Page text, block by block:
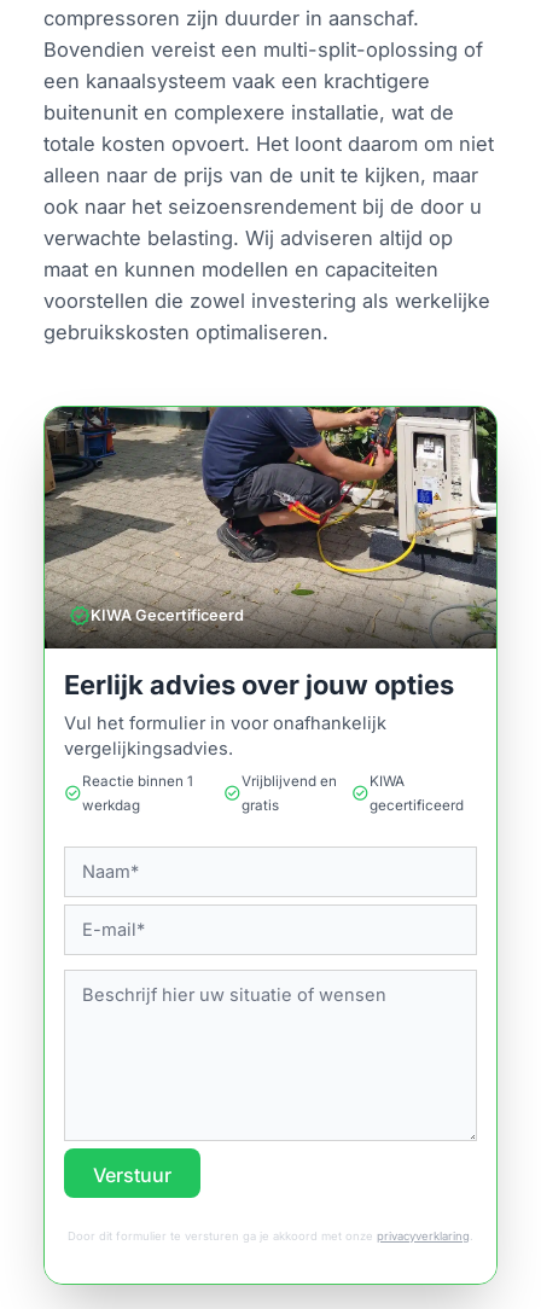
compressoren zijn duurder in aanschaf.
Bovendien vereist een multi-split-oplossing of
een kanaalsysteem vaak een krachtigere
buitenunit en complexere installatie, wat de
totale kosten opvoert. Het loont daarom om niet
alleen naar de prijs van de unit te kijken, maar
ook naar het seizoensrendement bij de door u
verwachte belasting. Wij adviseren altijd op
maat en kunnen modellen en capaciteiten
voorstellen die zowel investering als werkelijke
gebruikskosten optimaliseren.
verifiedKIWA Gecertificeerd
Eerlijk advies over jouw opties
Vul het formulier in voor onafhankelijk
vergelijkingsadvies.
check_circle
Reactie binnen 1
werkdag
check_circle
Vrijblijvend en
gratis
check_circle
KIWA
gecertificeerd
Verstuur
Door dit formulier te versturen ga je akkoord met onze privacyverklaring